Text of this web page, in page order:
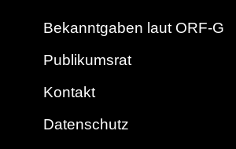
Bekanntgaben laut ORF-G
Publikumsrat
Kontakt
Datenschutz